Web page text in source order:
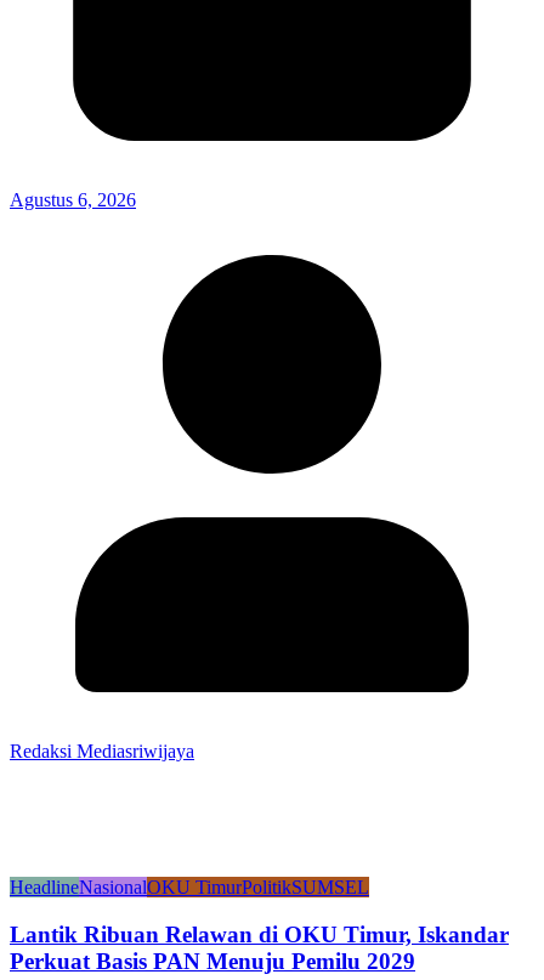
Agustus 6, 2026
Redaksi Mediasriwijaya
HeadlineNasionalOKU TimurPolitikSUMSEL
Lantik Ribuan Relawan di OKU Timur, Iskandar
Perkuat Basis PAN Menuju Pemilu 2029